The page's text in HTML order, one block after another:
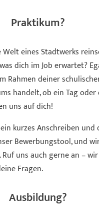
Praktikum?
eines Stadtwerks
dich im Job erwartet?
Rahmen deiner
handelt, ob ein Tag oder
uns auf dich!
kurzes Anschreiben und
Bewerbungstool, und
uns auch gerne an – wir
Fragen.
Ausbildung?